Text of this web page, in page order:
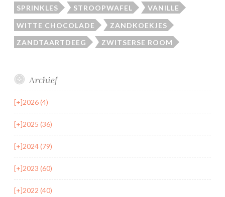
SPRINKLES STROOPWAFEL VANILLE
WITTE CHOCOLADE ZANDKOEKJES
ZANDTAARTDEEG ZWITSERSE ROOM
Archief
[+]2026 (4)
[+]2025 (36)
[+]2024 (79)
[+]2023 (60)
[+]2022 (40)